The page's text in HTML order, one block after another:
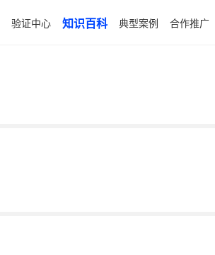
验证中心 知识百科 典型案例 合作推广